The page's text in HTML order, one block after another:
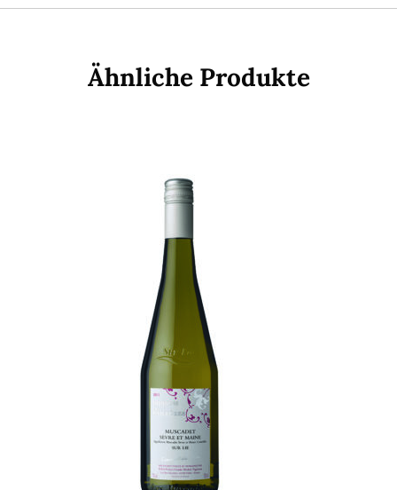
Ähnliche Produkte